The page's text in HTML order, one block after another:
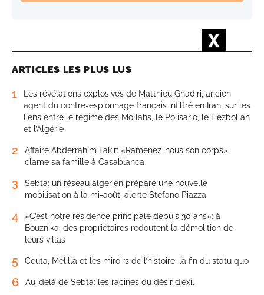
ARTICLES LES PLUS LUS
1
Les révélations explosives de Matthieu Ghadiri, ancien
agent du contre-espionnage français infiltré en Iran, sur les
liens entre le régime des Mollahs, le Polisario, le Hezbollah
et l’Algérie
2
Affaire Abderrahim Fakir: «Ramenez-nous son corps»,
clame sa famille à Casablanca
3
Sebta: un réseau algérien prépare une nouvelle
mobilisation à la mi-août, alerte Stefano Piazza
4
«C’est notre résidence principale depuis 30 ans»: à
Bouznika, des propriétaires redoutent la démolition de
leurs villas
5 Ceuta, Melilla et les miroirs de l’histoire: la fin du statu quo
6 Au-delà de Sebta: les racines du désir d’exil